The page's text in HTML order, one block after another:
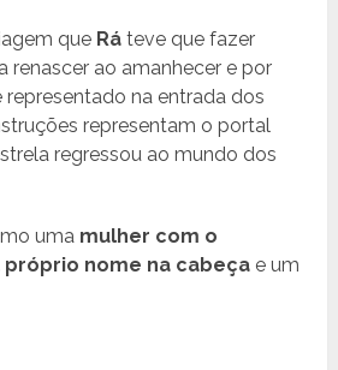
que Rá teve que fazer
renascer ao amanhecer e por
na entrada dos
representam o portal
regressou ao mundo dos
uma mulher com o
nome na cabeça e um